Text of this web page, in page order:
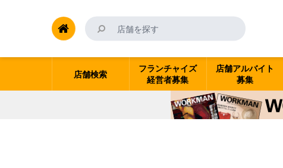
フランチャイズ
経営者募集
店舗検索
店舗アルバイト
募集